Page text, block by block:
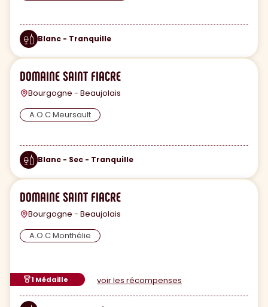
Blanc - Tranquille
DOMAINE SAINT FIACRE
Bourgogne - Beaujolais
A.O.C Meursault
Blanc - Sec - Tranquille
DOMAINE SAINT FIACRE
Bourgogne - Beaujolais
A.O.C Monthélie
1 Médaille voir les récompenses